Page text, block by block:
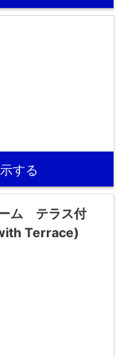
する
ム テラス付
Terrace)